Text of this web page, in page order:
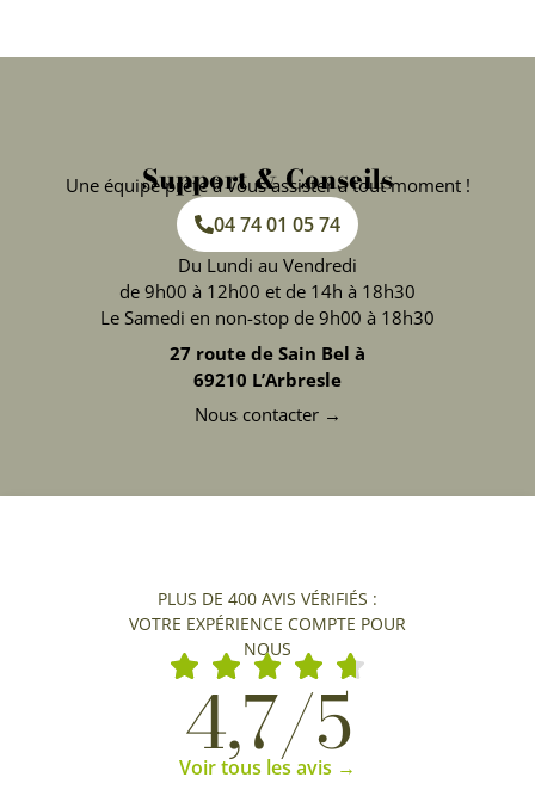
Support & Conseils
Une équipe prête à vous assister à tout moment !
04 74 01 05 74
Du Lundi au Vendredi
de 9h00 à 12h00 et de 14h à 18h30
Le Samedi en non-stop de 9h00 à 18h30
27 route de Sain Bel à
69210 L’Arbresle
Nous contacter →
PLUS DE 400 AVIS VÉRIFIÉS :
VOTRE EXPÉRIENCE COMPTE POUR
NOUS
4,7/5
Voir tous les avis →